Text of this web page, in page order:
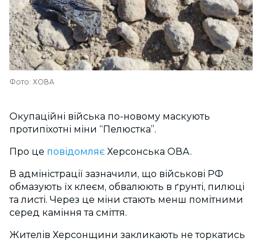
Фото: ХОВА
Окупаційні війська по-новому маскують
протипіхотні міни “Пелюстка”.
Про це повідомляє Херсонська ОВА.
В адміністрації зазначили, що військові РФ
обмазують їх клеєм, обвалюють в ґрунті, пилюці
та листі. Через це міни стають менш помітними
серед каміння та сміття.
Жителів Херсонщини закликають не торкатись